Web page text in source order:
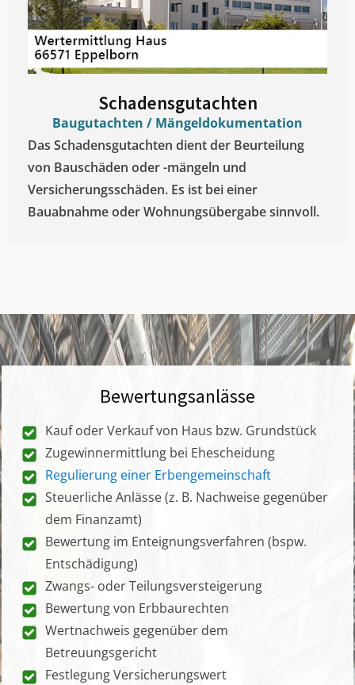
Schadensgutachten
Baugutachten / Mängeldokumentation
Das Schadensgutachten dient der Beurteilung
von Bauschäden oder -mängeln und
Versicherungsschäden. Es ist bei einer
Bauabnahme oder Wohnungsübergabe sinnvoll.
Bewertungsanlässe
Kauf oder Verkauf von Haus bzw. Grundstück
Zugewinnermittlung bei Ehescheidung
Regulierung einer Erbengemeinschaft
Steuerliche Anlässe (z. B. Nachweise gegenüber
dem Finanzamt)
Bewertung im Enteignungsverfahren (bspw.
Entschädigung)
Zwangs- oder Teilungsversteigerung
Bewertung von Erbbaurechten
Wertnachweis gegenüber dem
Betreuungsgericht
Festlegung Versicherungswert